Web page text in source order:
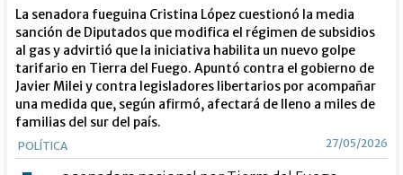
La senadora fueguina Cristina López cuestionó la media
sanción de Diputados que modifica el régimen de subsidios
al gas y advirtió que la iniciativa habilita un nuevo golpe
tarifario en Tierra del Fuego. Apuntó contra el gobierno de
Javier Milei y contra legisladores libertarios por acompañar
una medida que, según afirmó, afectará de lleno a miles de
familias del sur del país.
POLÍTICA 27/05/2026